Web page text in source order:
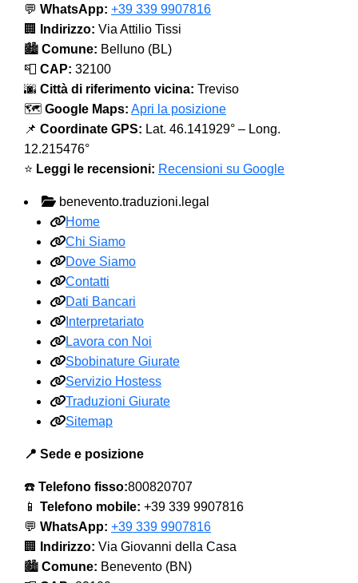
💬 WhatsApp: +39 339 9907816
🏢
Indirizzo: Via Attilio Tissi
🏙️ Comune: Belluno (BL)
📮 CAP: 32100
🌆 Città di riferimento vicina: Treviso
🗺️ Google Maps: Apri la posizione
📌 Coordinate GPS: Lat. 46.141929° – Long.
12.215476°
⭐ Leggi le recensioni: Recensioni su Google
benevento.traduzioni.legal
Home
Chi Siamo
Dove Siamo
Contatti
Dati Bancari
Interpretariato
Lavora con Noi
Sbobinature Giurate
Servizio Hostess
Traduzioni Giurate
Sitemap
📍 Sede e posizione
☎️ Telefono fisso:800820707
📱 Telefono mobile: +39 339 9907816
💬 WhatsApp: +39 339 9907816
🏢
Indirizzo: Via Giovanni della Casa
🏙️ Comune: Benevento (BN)